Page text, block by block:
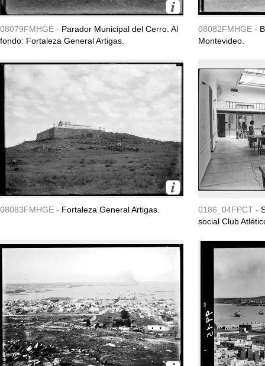
08079FMHGE - Parador Municipal del Cerro. Al
fondo: Fortaleza General Artigas.
08082FMHGE -
Montevideo.
08083FMHGE - Fortaleza General Artigas. 0186_04FPCT -
social Club